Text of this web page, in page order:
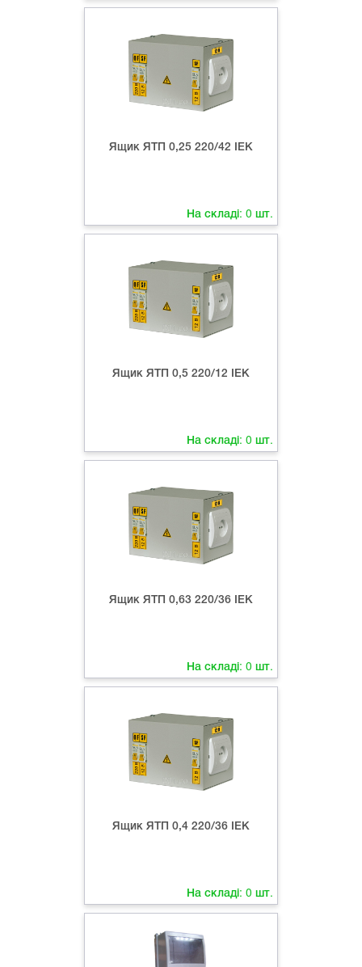
Ящик ЯТП 0,25 220/42 ІЕК
На складі: 0 шт.
Ящик ЯТП 0,5 220/12 ІЕК
На складі: 0 шт.
Ящик ЯТП 0,63 220/36 ІЕК
На складі: 0 шт.
Ящик ЯТП 0,4 220/36 ІЕК
На складі: 0 шт.